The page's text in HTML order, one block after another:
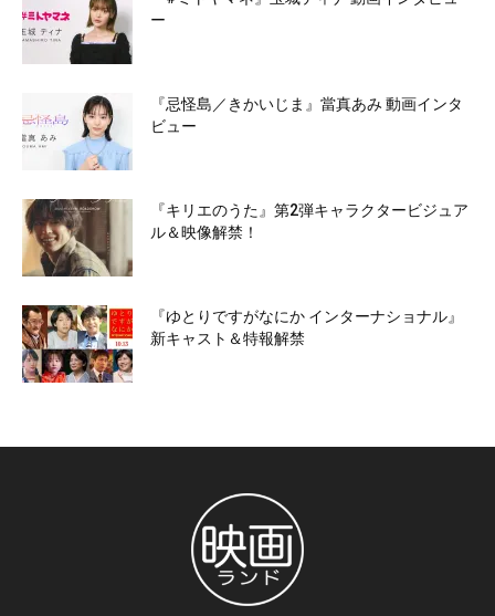
ー
『忌怪島／きかいじま』當真あみ 動画インタ
ビュー
『キリエのうた』第2弾キャラクタービジュア
ル＆映像解禁！
『ゆとりですがなにか インターナショナル』
新キャスト＆特報解禁